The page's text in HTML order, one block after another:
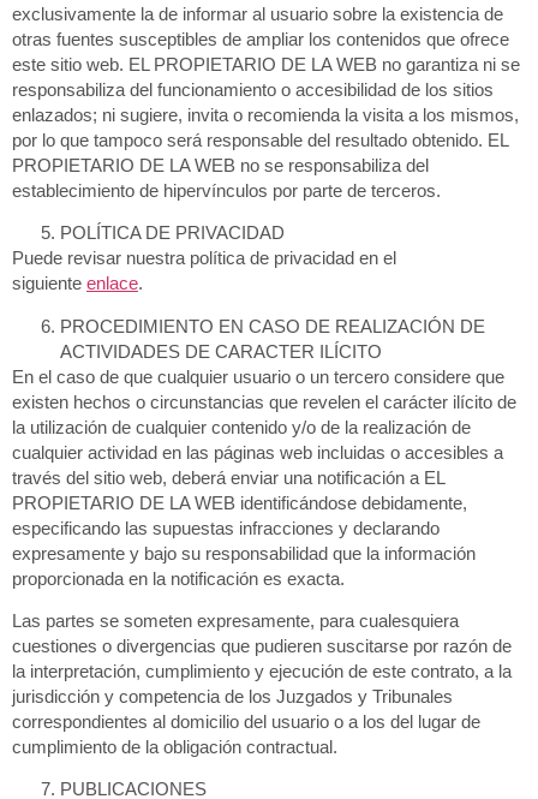
exclusivamente la de informar al usuario sobre la existencia de
otras fuentes susceptibles de ampliar los contenidos que ofrece
este sitio web. EL PROPIETARIO DE LA WEB no garantiza ni se
responsabiliza del funcionamiento o accesibilidad de los sitios
enlazados; ni sugiere, invita o recomienda la visita a los mismos,
por lo que tampoco será responsable del resultado obtenido. EL
PROPIETARIO DE LA WEB no se responsabiliza del
establecimiento de hipervínculos por parte de terceros.
POLÍTICA DE PRIVACIDAD
Puede revisar nuestra política de privacidad en el
siguiente enlace.
PROCEDIMIENTO EN CASO DE REALIZACIÓN DE
ACTIVIDADES DE CARACTER ILÍCITO
En el caso de que cualquier usuario o un tercero considere que
existen hechos o circunstancias que revelen el carácter ilícito de
la utilización de cualquier contenido y/o de la realización de
cualquier actividad en las páginas web incluidas o accesibles a
través del sitio web, deberá enviar una notificación a EL
PROPIETARIO DE LA WEB identificándose debidamente,
especificando las supuestas infracciones y declarando
expresamente y bajo su responsabilidad que la información
proporcionada en la notificación es exacta.
Las partes se someten expresamente, para cualesquiera
cuestiones o divergencias que pudieren suscitarse por razón de
la interpretación, cumplimiento y ejecución de este contrato, a la
jurisdicción y competencia de los Juzgados y Tribunales
correspondientes al domicilio del usuario o a los del lugar de
cumplimiento de la obligación contractual.
PUBLICACIONES